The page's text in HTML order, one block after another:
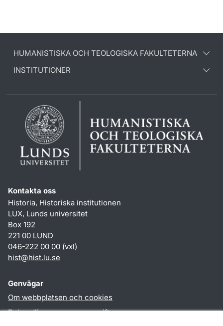
HUMANISTISKA OCH TEOLOGISKA FAKULTETERNA
INSTITUTIONER
Kontakta oss
Historia, Historiska institutionen
LUX, Lunds universitet
Box 192
221 00 LUND
046-222 00 00 (vxl)
hist@hist.lu.se
Genvägar
Om webbplatsen och cookies
Behandling av personuppgifter